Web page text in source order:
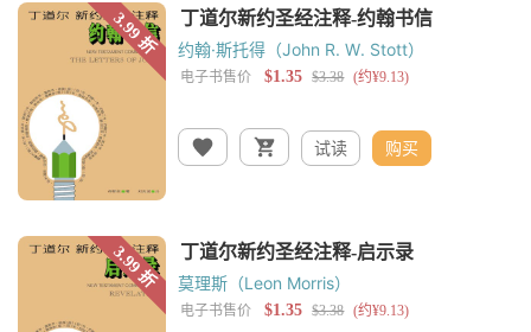
约翰·斯托得（John R. W. Stott）
试读 购买
莫理斯（Leon Morris）